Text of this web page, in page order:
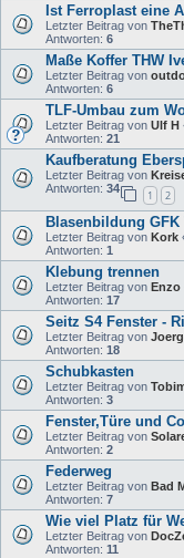
Ist Ferroplast eine
Letzter Beitrag von
Antworten: 6
Maße Koffer THW
Letzter Beitrag von
Antworten: 6
TLF-Umbau zum
Letzter Beitrag von Ulf H
Antworten: 21
Kaufberatung
Letzter Beitrag von
Antworten: 34
1 2
Blasenbildung
Letzter Beitrag von Kork
Antworten: 1
Klebung trennen
Letzter Beitrag von Enzo
Antworten: 17
Seitz S4 Fenster -
Letzter Beitrag von
Antworten: 18
Schubkasten
Letzter Beitrag von
Antworten: 3
Fenster,Türe und Co
Letzter Beitrag von
Antworten: 2
Federweg
Letzter Beitrag von Bad
Antworten: 7
Wie viel Platz für
Letzter Beitrag von
Antworten: 11